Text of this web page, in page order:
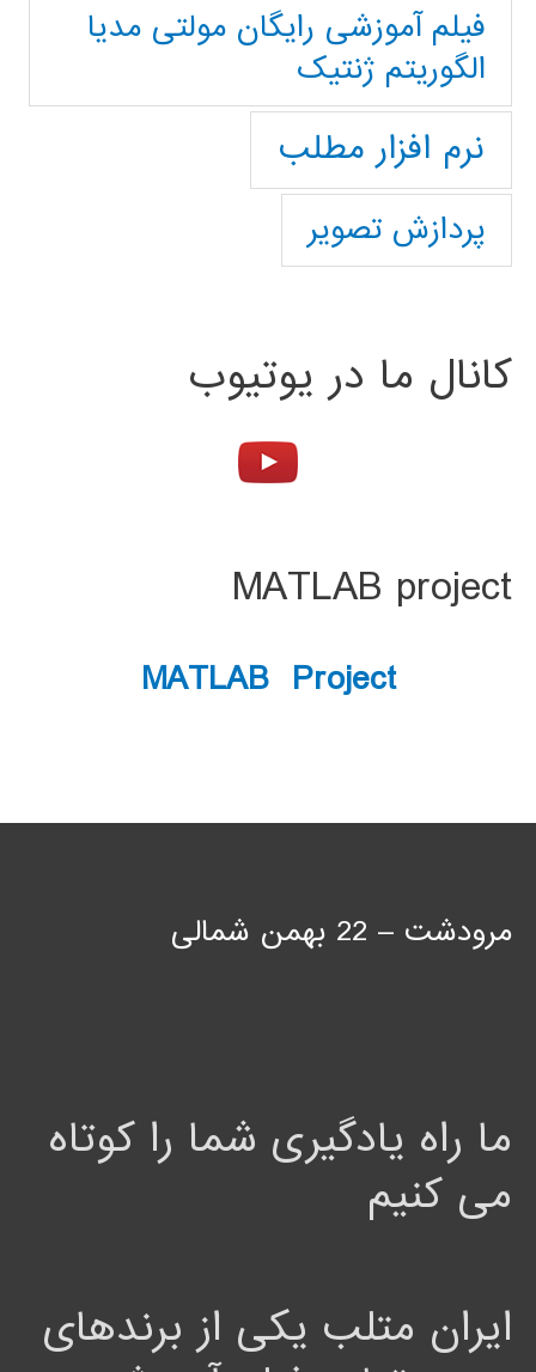
فیلم آموزشی رایگان مولتی مدیا
الگوریتم ژنتیک
نرم افزار مطلب
پردازش تصویر
کانال ما در یوتیوب
MATLAB project
MATLAB Project
مرودشت – 22 بهمن شمالی
ما راه یادگیری شما را کوتاه
می کنیم
ایران متلب یکی از برندهای